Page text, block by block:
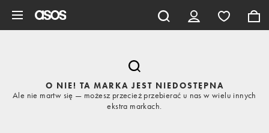
O NIE! TA MARKA JEST NIEDOSTĘPNA
Ale nie martw się — możesz przecież przebierać u nas w wielu innych
ekstra markach.